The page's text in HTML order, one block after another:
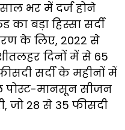
भर में दर्ज होने
बड़ा हिस्सा सर्दी
के लिए, 2022 से
दिनों में से 65
सर्दी के महीनों में
पोस्ट-मानसून सीजन
जो 28 से 35 फीसदी